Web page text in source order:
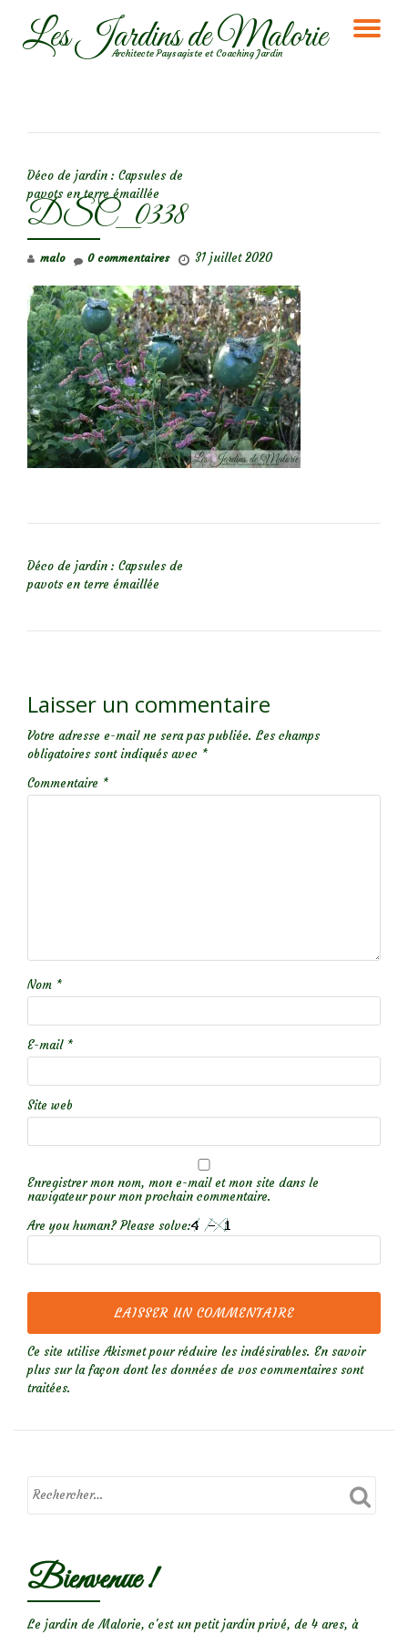
AllerLes Jardins de Malorie
Architecte Paysagiste et Coaching Jardin
Déco de jardin : Capsules de
pavots en terre émaillée
DSC_0338
malo 31 juillet 2020
0 commentaires
Déco de jardin : Capsules de
pavots en terre émaillée
Laisser un commentaire
Votre adresse e-mail ne sera pas publiée. Les champs
obligatoires sont indiqués avec *
Commentaire *
Nom *
E-mail *
Site web
Enregistrer mon nom, mon e-mail et mon site dans le
navigateur pour mon prochain commentaire.
Are you human? Please solve:
Ce site utilise Akismet pour réduire les indésirables. En savoir
plus sur la façon dont les données de vos commentaires sont
traitées.
Bienvenue !
Le jardin de Malorie, c'est un petit jardin privé, de 4 ares, à